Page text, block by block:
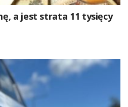
a jest strata 11 tysięcy